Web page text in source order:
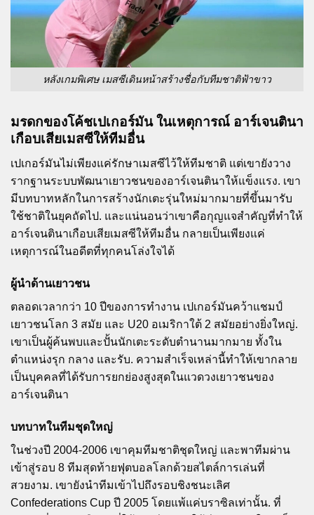
หลังเกมพิเศษ เมสซีเดินหน้าสร้างชื่อกับทีมชาติฟ้าขาว
มรดกของโค้ชเปเกอร์มัน ในเหตุการณ์ อาร์เจนตินา
เกือบเสียเมสซีให้ทีมอื่น
เปเกอร์มันไม่เพียงแค่รักษาเมสซีไว้ให้ทีมชาติ แต่เขายังวาง
รากฐานระบบพัฒนาเยาวชนของอาร์เจนตินาให้แข็งแรง. เขา
มีบทบาทหลักในการสร้างนักเตะรุ่นใหม่มากมายที่ขึ้นมารับ
ใช้ชาติในยุคถัดไป. และแน่นอนว่าเขาคือกุญแจสำคัญที่ทำให้
อาร์เจนตินาเกือบเสียเมสซีให้ทีมอื่น กลายเป็นเพียงแค่
เหตุการณ์ในอดีตที่ทุกคนโล่งใจได้
ผู้นำด้านเยาวชน
ตลอดเวลากว่า 10 ปีของการทำงาน เปเกอร์มันคว้าแชมป์
เยาวชนโลก 3 สมัย และ U20 อเมริกาใต้ 2 สมัยอย่างยิ่งใหญ่.
เขาเป็นผู้ค้นพบและปั้นนักเตะระดับตำนานมากมาย ทั้งใน
ตำแหน่งรุก กลาง และรับ. ความสำเร็จเหล่านี้ทำให้เขากลาย
เป็นบุคคลที่ได้รับการยกย่องสูงสุดในแวดวงเยาวชนของ
อาร์เจนตินา
บทบาทในทีมชุดใหญ่
ในช่วงปี 2004-2006 เขาคุมทีมชาติชุดใหญ่ และพาทีมผ่าน
เข้าสู่รอบ 8 ทีมสุดท้ายฟุตบอลโลกด้วยสไตล์การเล่นที่
สวยงาม. เขายังนำทีมเข้าไปถึงรอบชิงชนะเลิศ
Confederations Cup ปี 2005 โดยแพ้แค่บราซิลเท่านั้น. ที่